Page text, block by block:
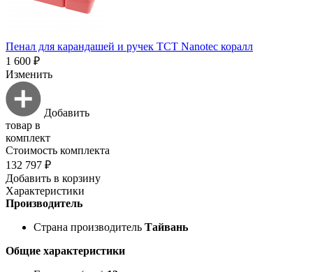
Пенал для карандашей и ручек TCT Nanotec коралл
1 600 ₽
Изменить
Добавить
товар в
комплект
Стоимость комплекта
132 797 ₽
Добавить в корзину
Характеристики
Производитель
Страна производитель Тайвань
Общие характеристики